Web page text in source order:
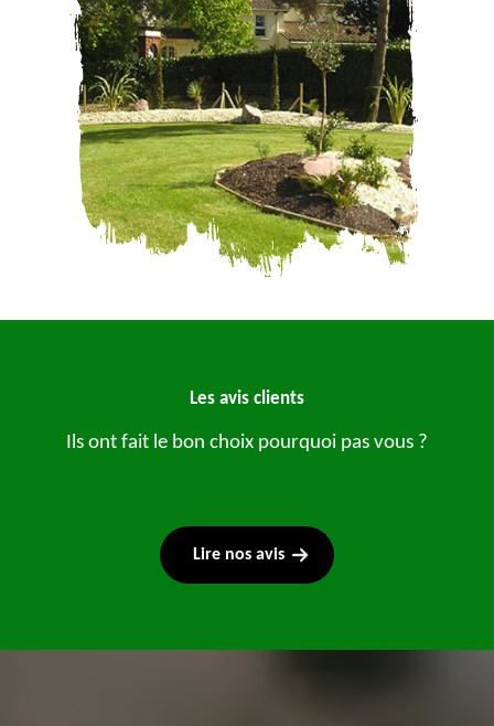
Les avis clients
Ils ont fait le bon choix pourquoi pas vous ?
Lire nos avis